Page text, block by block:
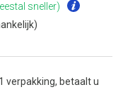
sneller)
verpakking, betaalt u